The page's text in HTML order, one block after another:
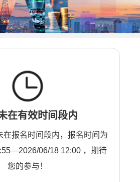
在有效时间段内
在报名时间段内，报名时间为
06/18 12:00 ，期待
您的参与！